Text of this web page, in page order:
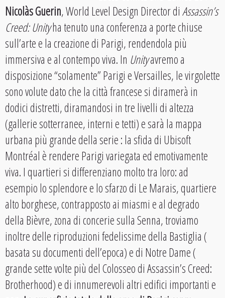
Nicolàs Guerin, World Level Design Director diAssassin’s
Creed: Unityha tenuto una conferenza a porte chiuse
sull’arte e la creazione di Parigi, rendendola più
immersiva e al contempo viva. In Unityavremo a
disposizione “solamente” Parigi e Versailles, le virgolette
sono volute dato che la città francese si diramerà in
dodici distretti, diramandosi in tre livelli di altezza
(gallerie sotterranee, interni e tetti) e sarà la mappa
urbana più grande della serie : la sfida di Ubisoft
Montréal è rendere Parigi variegata ed emotivamente
viva. I quartieri si differenziano molto tra loro: ad
esempio lo splendore e lo sfarzo di Le Marais, quartiere
alto borghese, contrapposto ai miasmi e al degrado
della Bièvre, zona di concerie sulla Senna, troviamo
inoltre delle riproduzioni fedelissime della Bastiglia (
basata su documenti dell’epoca) e di Notre Dame (
grande sette volte più del Colosseo di Assassin’s Creed:
Brotherhood) e di innumerevoli altri edifici importanti e